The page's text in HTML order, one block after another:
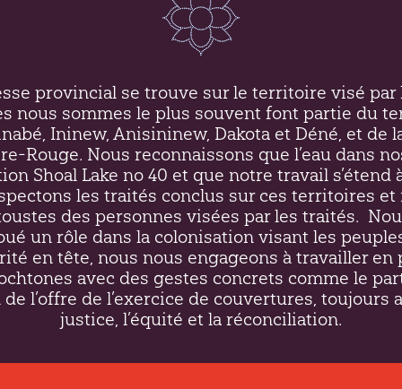
provincial se trouve sur le territoire visé par
nous sommes le plus souvent font partie du
Ininew, Anisininew, Dakota et Déné, et de
Rouge. Nous reconnaissons que l’eau dans
Shoal Lake no 40 et que notre travail s’étend
les traités conclus sur ces territoires
des personnes visées par les traités.
un rôle dans la colonisation visant les
en tête, nous nous engageons à travailler en
avec des gestes concrets comme le
l’offre de l’exercice de couvertures, toujours
justice, l’équité et la réconciliation.